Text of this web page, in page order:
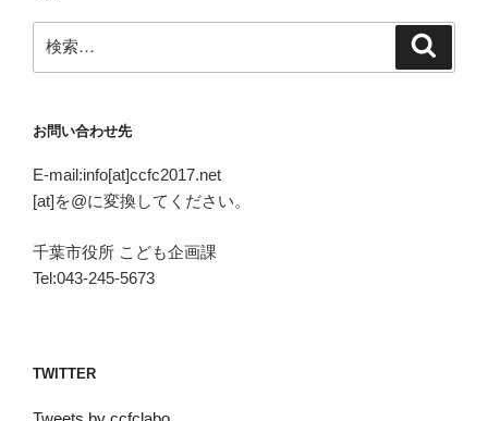
索:
お問い合わせ先
E-mail:info[at]ccfc2017.net
[at]を@に変換してください。
千葉市役所 こども企画課
Tel:043-245-5673
TWITTER